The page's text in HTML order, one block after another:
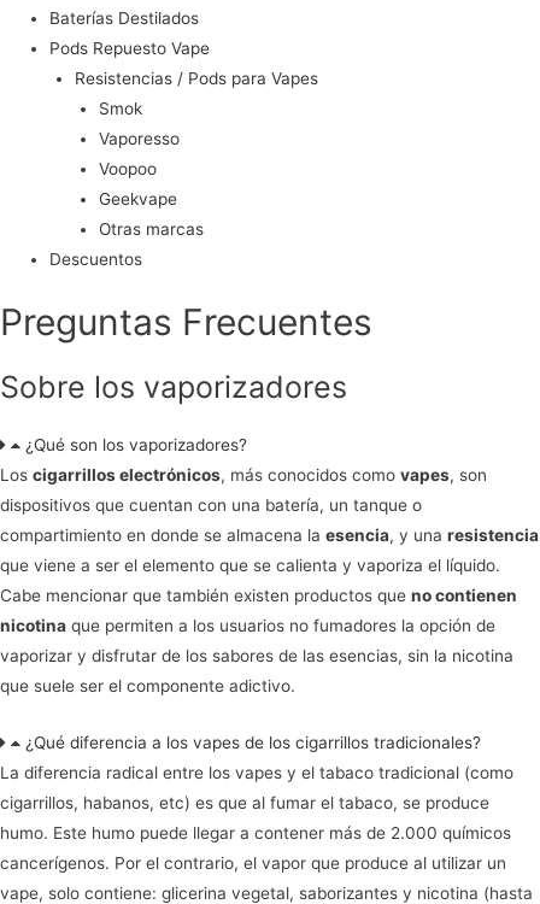
Baterías Destilados
Pods Repuesto Vape
Resistencias / Pods para Vapes
Smok
Vaporesso
Voopoo
Geekvape
Otras marcas
Descuentos
Preguntas Frecuentes
Sobre los vaporizadores
¿Qué son los vaporizadores?
Los cigarrillos electrónicos, más conocidos como vapes, son
dispositivos que cuentan con una batería, un tanque o
compartimiento en donde se almacena la esencia, y una resistencia
que viene a ser el elemento que se calienta y vaporiza el líquido.
Cabe mencionar que también existen productos que no contienen
nicotina que permiten a los usuarios no fumadores la opción de
vaporizar y disfrutar de los sabores de las esencias, sin la nicotina
que suele ser el componente adictivo.
¿Qué diferencia a los vapes de los cigarrillos tradicionales?
La diferencia radical entre los vapes y el tabaco tradicional (como
cigarrillos, habanos, etc) es que al fumar el tabaco, se produce
humo. Este humo puede llegar a contener más de 2.000 químicos
cancerígenos. Por el contrario, el vapor que produce al utilizar un
vape, solo contiene: glicerina vegetal, saborizantes y nicotina (hasta